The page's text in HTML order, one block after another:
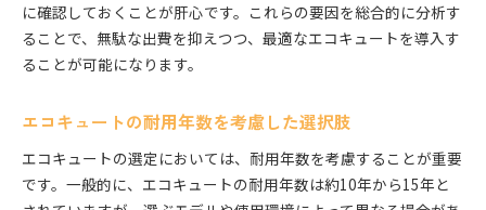
に確認しておくことが肝心です。これらの要因を総合的に分析す
ることで、無駄な出費を抑えつつ、最適なエコキュートを導入す
ることが可能になります。
エコキュートの耐用年数を考慮した選択肢
エコキュートの選定においては、耐用年数を考慮することが重要
です。一般的に、エコキュートの耐用年数は約10年から15年と